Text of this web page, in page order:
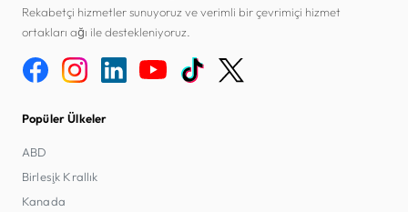
Rekabetçi hizmetler sunuyoruz ve verimli bir çevrimiçi hizmet
ortakları ağı ile destekleniyoruz.
Popüler Ülkeler
ABD
Birleşik Krallık
Kanada